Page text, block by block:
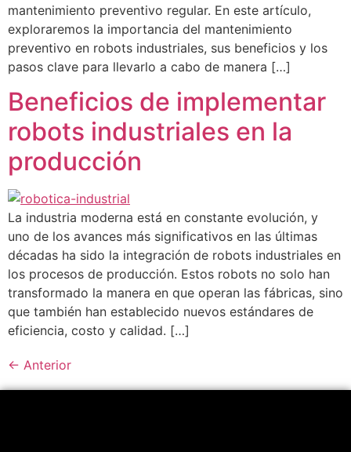
mantenimiento preventivo regular. En este artículo,
exploraremos la importancia del mantenimiento
preventivo en robots industriales, sus beneficios y los
pasos clave para llevarlo a cabo de manera […]
Beneficios de implementar
robots industriales en la
producción
La industria moderna está en constante evolución, y
uno de los avances más significativos en las últimas
décadas ha sido la integración de robots industriales en
los procesos de producción. Estos robots no solo han
transformado la manera en que operan las fábricas, sino
que también han establecido nuevos estándares de
eficiencia, costo y calidad. […]
← Anterior